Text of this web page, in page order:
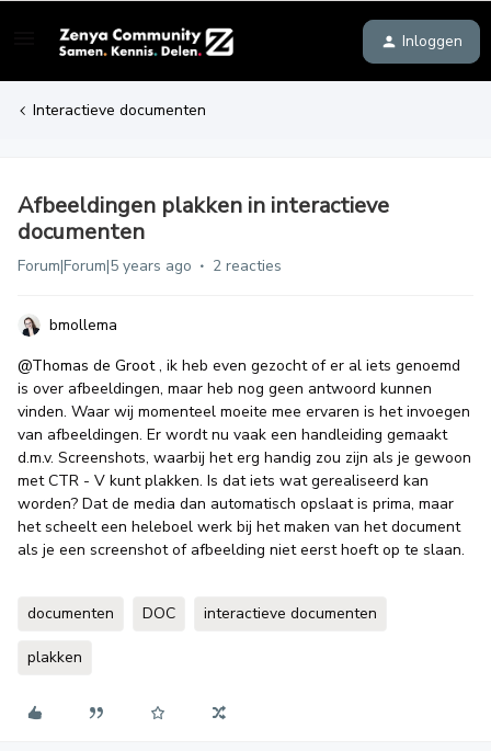
Inloggen
Interactieve documenten
Afbeeldingen plakken in interactieve
documenten
Forum|Forum|5 years ago 2 reacties
bmollema
@Thomas de Groot, ik heb even gezocht of er al iets genoemd
is over afbeeldingen, maar heb nog geen antwoord kunnen
vinden. Waar wij momenteel moeite mee ervaren is het invoegen
van afbeeldingen. Er wordt nu vaak een handleiding gemaakt
d.m.v. Screenshots, waarbij het erg handig zou zijn als je gewoon
met CTR - V kunt plakken. Is dat iets wat gerealiseerd kan
worden? Dat de media dan automatisch opslaat is prima, maar
het scheelt een heleboel werk bij het maken van het document
als je een screenshot of afbeelding niet eerst hoeft op te slaan.
documenten DOC interactieve documenten
plakken